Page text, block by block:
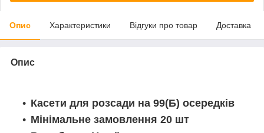
Опис Характеристики Відгуки про товар Доставка
Опис
Касети для розсади на 99(Б) осередків
Мінімальне замовлення 20 шт